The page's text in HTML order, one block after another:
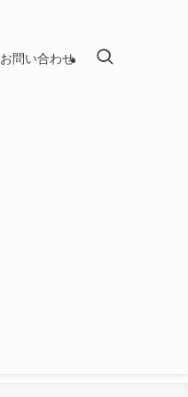
お問い合わせ